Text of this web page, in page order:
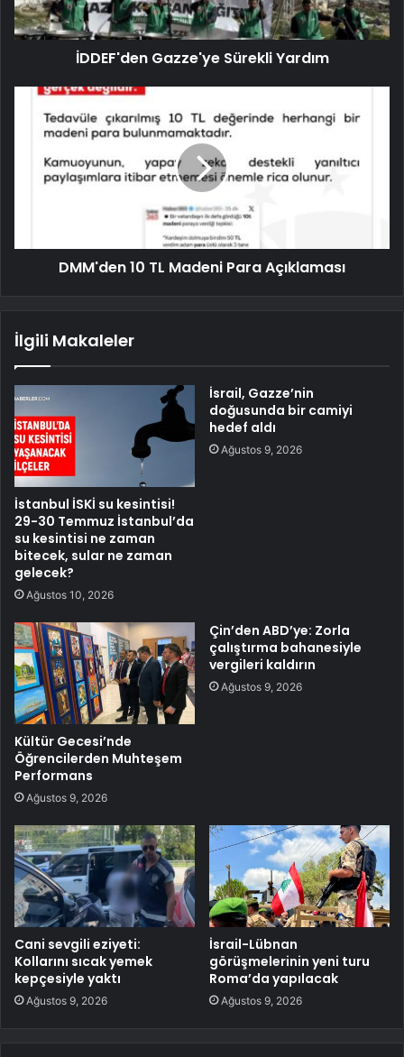
İDDEF'den Gazze'ye Sürekli Yardım
DMM'den 10 TL Madeni Para Açıklaması
İlgili Makaleler
İstanbul İSKİ su kesintisi!
29-30 Temmuz İstanbul’da
su kesintisi ne zaman
bitecek, sular ne zaman
gelecek?
Ağustos 10, 2026
İsrail, Gazze’nin
doğusunda bir camiyi
hedef aldı
Ağustos 9, 2026
Kültür Gecesi’nde
Öğrencilerden Muhteşem
Performans
Ağustos 9, 2026
Çin’den ABD’ye: Zorla
çalıştırma bahanesiyle
vergileri kaldırın
Ağustos 9, 2026
Cani sevgili eziyeti:
Kollarını sıcak yemek
kepçesiyle yaktı
Ağustos 9, 2026
İsrail-Lübnan
görüşmelerinin yeni turu
Roma’da yapılacak
Ağustos 9, 2026